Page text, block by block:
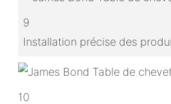
9
Installation précise des
10